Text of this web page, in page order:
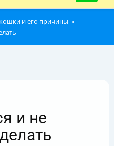
и его причины
и не